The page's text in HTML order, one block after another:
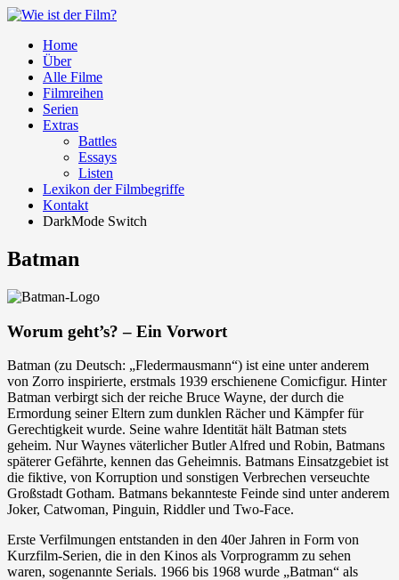
Home
Über
Alle Filme
Filmreihen
Serien
Extras
Battles
Essays
Listen
Lexikon der Filmbegriffe
Kontakt
DarkMode Switch
Batman
Worum geht’s? – Ein Vorwort
Batman (zu Deutsch: „Fledermausmann“) ist eine unter anderem
von Zorro inspirierte, erstmals 1939 erschienene Comicfigur. Hinter
Batman verbirgt sich der reiche Bruce Wayne, der durch die
Ermordung seiner Eltern zum dunklen Rächer und Kämpfer für
Gerechtigkeit wurde. Seine wahre Identität hält Batman stets
geheim. Nur Waynes väterlicher Butler Alfred und Robin, Batmans
späterer Gefährte, kennen das Geheimnis. Batmans Einsatzgebiet ist
die fiktive, von Korruption und sonstigen Verbrechen verseuchte
Großstadt Gotham. Batmans bekannteste Feinde sind unter anderem
Joker, Catwoman, Pinguin, Riddler und Two-Face.
Erste Verfilmungen entstanden in den 40er Jahren in Form von
Kurzfilm-Serien, die in den Kinos als Vorprogramm zu sehen
waren, sogenannte Serials. 1966 bis 1968 wurde „Batman“ als